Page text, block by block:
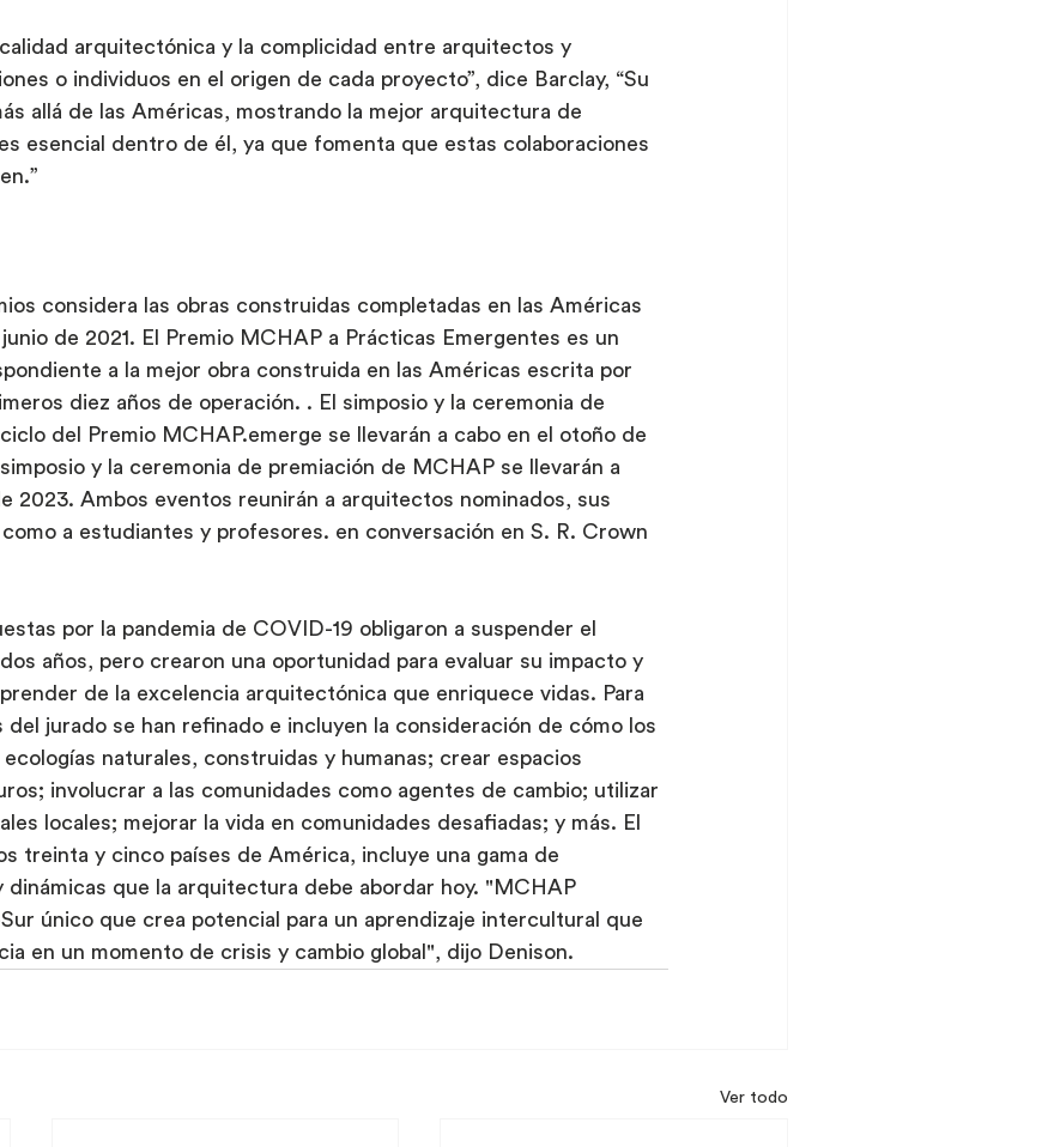
arquitectónica y la complicidad entre arquitectos y
o individuos en el origen de cada proyecto”, dice Barclay, “Su
allá de las Américas, mostrando la mejor arquitectura de
esencial dentro de él, ya que fomenta que estas colaboraciones
considera las obras construidas completadas en las Américas
de 2021. El Premio MCHAP a Prácticas Emergentes es un
a la mejor obra construida en las Américas escrita por
diez años de operación. . El simposio y la ceremonia de
del Premio MCHAP.emerge se llevarán a cabo en el otoño de
y la ceremonia de premiación de MCHAP se llevarán a
2023. Ambos eventos reunirán a arquitectos nominados, sus
a estudiantes y profesores. en conversación en S. R. Crown
por la pandemia de COVID-19 obligaron a suspender el
años, pero crearon una oportunidad para evaluar su impacto y
de la excelencia arquitectónica que enriquece vidas. Para
jurado se han refinado e incluyen la consideración de cómo los
naturales, construidas y humanas; crear espacios
involucrar a las comunidades como agentes de cambio; utilizar
locales; mejorar la vida en comunidades desafiadas; y más. El
treinta y cinco países de América, incluye una gama de
dinámicas que la arquitectura debe abordar hoy. "MCHAP
único que crea potencial para un aprendizaje intercultural que
en un momento de crisis y cambio global", dijo Denison.
Ver todo